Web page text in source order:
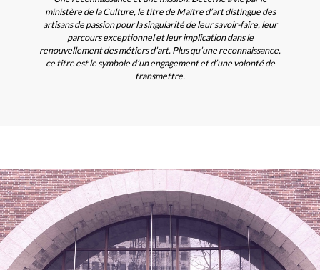
ministère de la Culture, le titre de Maître d’art distingue des
artisans de passion pour la singularité de leur savoir-faire, leur
parcours exceptionnel et leur implication dans le
renouvellement des métiers d’art. Plus qu’une reconnaissance,
ce titre est le symbole d’un engagement et d’une volonté de
transmettre.